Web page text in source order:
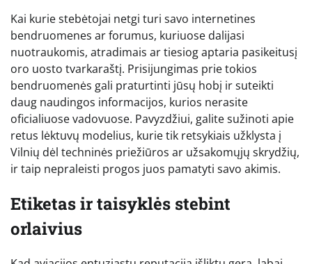
Kai kurie stebėtojai netgi turi savo internetines
bendruomenes ar forumus, kuriuose dalijasi
nuotraukomis, atradimais ar tiesiog aptaria pasikeitusį
oro uosto tvarkaraštį. Prisijungimas prie tokios
bendruomenės gali praturtinti jūsų hobį ir suteikti
daug naudingos informacijos, kurios nerasite
oficialiuose vadovuose. Pavyzdžiui, galite sužinoti apie
retus lėktuvų modelius, kurie tik retsykiais užklysta į
Vilnių dėl techninės priežiūros ar užsakomųjų skrydžių,
ir taip nepraleisti progos juos pamatyti savo akimis.
Etiketas ir taisyklės stebint
orlaivius